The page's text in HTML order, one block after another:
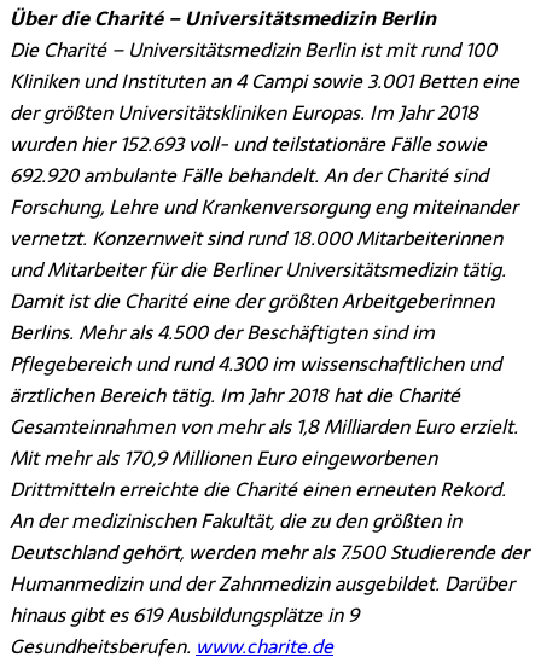
Über die Charité – Universitätsmedizin Berlin
Die Charité – Universitätsmedizin Berlin ist mit rund 100
Kliniken und Instituten an 4 Campi sowie 3.001 Betten eine
der größten Universitätskliniken Europas. Im Jahr 2018
wurden hier 152.693 voll- und teilstationäre Fälle sowie
692.920 ambulante Fälle behandelt. An der Charité sind
Forschung, Lehre und Krankenversorgung eng miteinander
vernetzt. Konzernweit sind rund 18.000 Mitarbeiterinnen
und Mitarbeiter für die Berliner Universitätsmedizin tätig.
Damit ist die Charité eine der größten Arbeitgeberinnen
Berlins. Mehr als 4.500 der Beschäftigten sind im
Pflegebereich und rund 4.300 im wissenschaftlichen und
ärztlichen Bereich tätig. Im Jahr 2018 hat die Charité
Gesamteinnahmen von mehr als 1,8 Milliarden Euro erzielt.
Mit mehr als 170,9 Millionen Euro eingeworbenen
Drittmitteln erreichte die Charité einen erneuten Rekord.
An der medizinischen Fakultät, die zu den größten in
Deutschland gehört, werden mehr als 7.500 Studierende der
Humanmedizin und der Zahnmedizin ausgebildet. Darüber
hinaus gibt es 619 Ausbildungsplätze in 9
Gesundheitsberufen. www.charite.de